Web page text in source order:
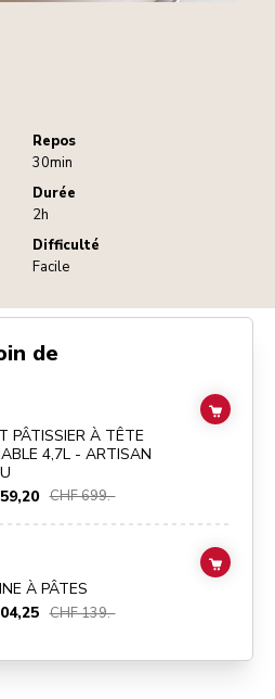
Repos
30min
Durée
2h
Difficulté
Facile
de
TÊTE INCLINABLE 4,7L - ARTISAN BY
PÂTISSIER À TÊTE
4,7L - ARTISAN
CHF 699.-
ADD
À PÂTES
CHF 139.-
ADD